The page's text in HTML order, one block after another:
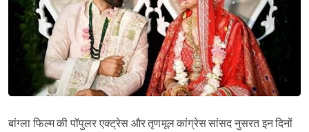
बांग्ला फिल्म की पॉपुलर एक्ट्रेस और तृणमूल कांग्रेस सांसद नुसरत इन दिनों